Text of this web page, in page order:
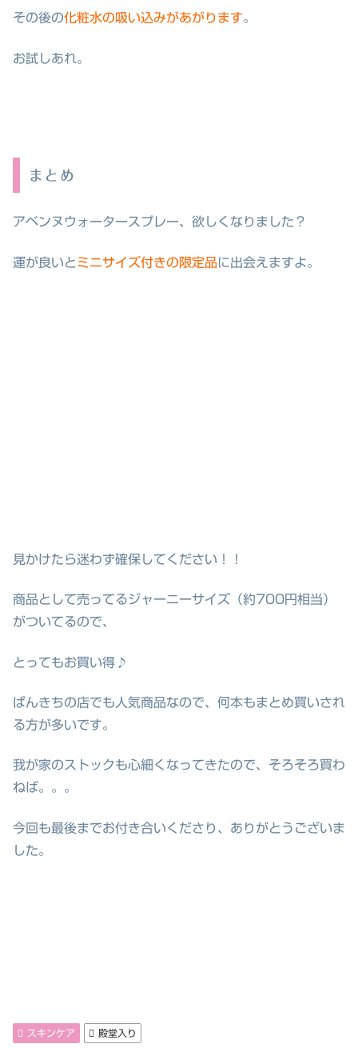
その後の化粧水の吸い込みがあがります。
お試しあれ。
まとめ
アベンヌウォータースプレー、欲しくなりました？
運が良いとミニサイズ付きの限定品に出会えますよ。
見かけたら迷わず確保してください！！
商品として売ってるジャーニーサイズ（約700円相当）
がついてるので、
とってもお買い得♪
ぱんきちの店でも人気商品なので、何本もまとめ買いされ
る方が多いです。
我が家のストックも心細くなってきたので、そろそろ買わ
ねば。。。
今回も最後までお付き合いくださり、ありがとうございま
した。
スキンケア 殿堂入り